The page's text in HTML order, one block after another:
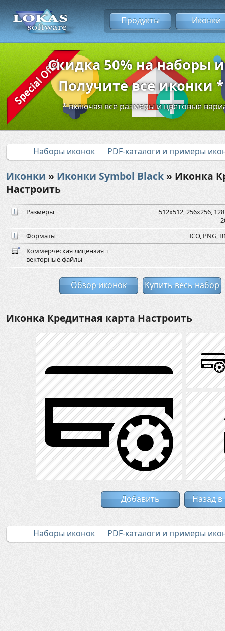
Продукты Иконки
Скидка 50% на наборы
Получите все иконки
* включая все размеры и цветовые
Наборы иконок PDF-каталоги и примеры
Иконки » Иконки Symbol Black » Иконка
Настроить
Размеры
512x512, 256x256,
Форматы
ICO, PNG,
Коммерческая лицензия +
векторные файлы
Обзор иконок Купить весь набор
Иконка Кредитная карта Настроить
Добавить Назад в
Наборы иконок PDF-каталоги и примеры